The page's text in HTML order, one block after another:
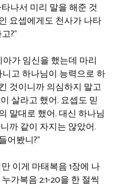
나서 미리 말을 해준 것
요셉에게도 천사가 나타
?”
가 임신을 했는데 마리
고 하나님이 능력으로 하
것이니까 의심하지 말고
살라고 했어. 요셉도 믿
말대로 했어. 대신 하나님
까 같이 자지는 않았어.
어봤니?”
이게 마태복음 1장에 나
가복음 2:1-20을 한 절씩